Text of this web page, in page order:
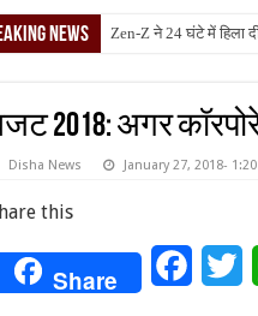
News टैरिफ वॉर पर पिघली
2018: अगर
Disha News January 27, 2018- 1:20
this
Share